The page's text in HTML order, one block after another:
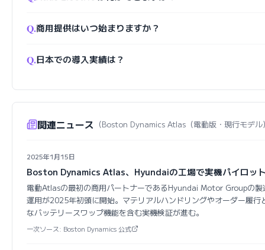
Q.商用提供はいつ始まりますか？
Q.日本での導入実績は？
関連ニュース （Boston Dynamics Atlas（電動版・現行モデル
2025年1月15日
Boston Dynamics Atlas、Hyundaiの工場で実機パイロッ
電動Atlasの最初の商用パートナーであるHyundai Motor Groupの
運用が2025年初頭に開始。マテリアルハンドリングやオーダー履行
なバッテリースワップ機能を含む実機検証が進む。
一次ソース: Boston Dynamics 公式